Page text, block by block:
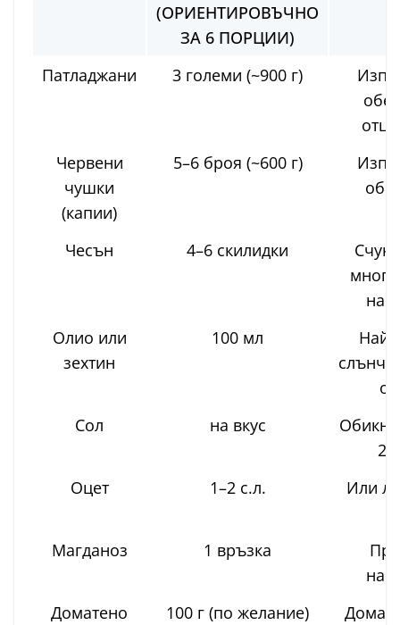
(ОРИЕНТИРОВЪЧНО
ЗА 6 ПОРЦИИ)
Патладжани
3 големи (~900 г)
Червени
чушки
(капии)
5–6 броя (~600 г)
Чесън 4–6 скилидки
Олио или
зехтин
100 мл
Най-
Сол
на вкус
2
Оцет
1–2 с.л.
Или
Магданоз
1 връзка
Доматено
100 г (по желание)